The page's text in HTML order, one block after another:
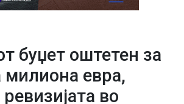
буџет оштетен за
милиона евра,
во